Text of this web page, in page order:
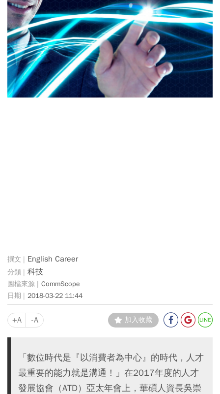
English Career
科技
CommScope
2018-03-22 11:44
+A -A 加入收藏
「數位時代是『以消費者為中心』的時代，人才
最重要的能力就是溝通！」在2017年度的人才
發展協會（ATD）亞太年會上，華碩人資長吳崇